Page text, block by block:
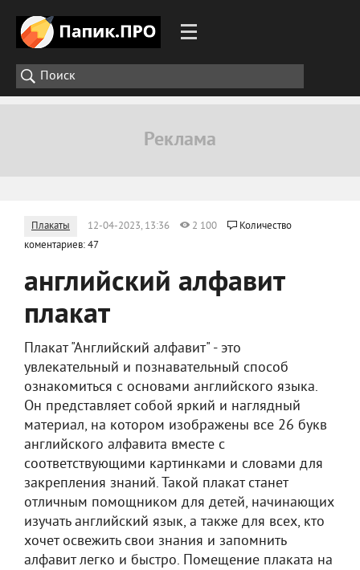
Плакаты 12-04-2023, 13:36 2 100
Количество
коментариев: 47
английский алфавит
плакат
Плакат "Английский алфавит" - это
увлекательный и познавательный способ
ознакомиться с основами английского языка.
Он представляет собой яркий и наглядный
материал, на котором изображены все 26 букв
английского алфавита вместе с
соответствующими картинками и словами для
закрепления знаний. Такой плакат станет
отличным помощником для детей, начинающих
изучать английский язык, а также для всех, кто
хочет освежить свои знания и запомнить
алфавит легко и быстро. Помещение плаката на